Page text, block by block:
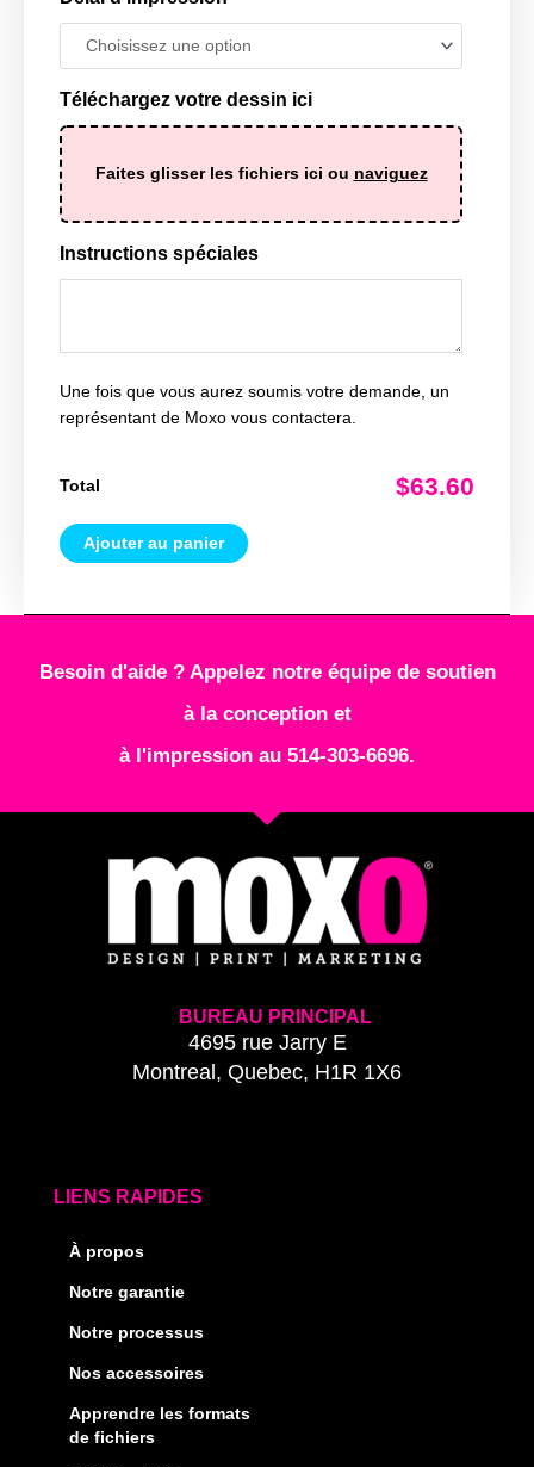
Téléchargez votre dessin ici
Faites glisser les fichiers ici ou naviguez
Instructions spéciales
Une fois que vous aurez soumis votre demande, un
représentant de Moxo vous contactera.
Total $63.60
Ajouter au panier
Besoin d'aide ? Appelez notre équipe de soutien
à la conception et
à l'impression au 514-303-6696.
BUREAU PRINCIPAL
4695 rue Jarry E
Montreal, Quebec, H1R 1X6
LIENS RAPIDES
À propos
Notre garantie
Notre processus
Nos accessoires
Apprendre les formats
de fichiers